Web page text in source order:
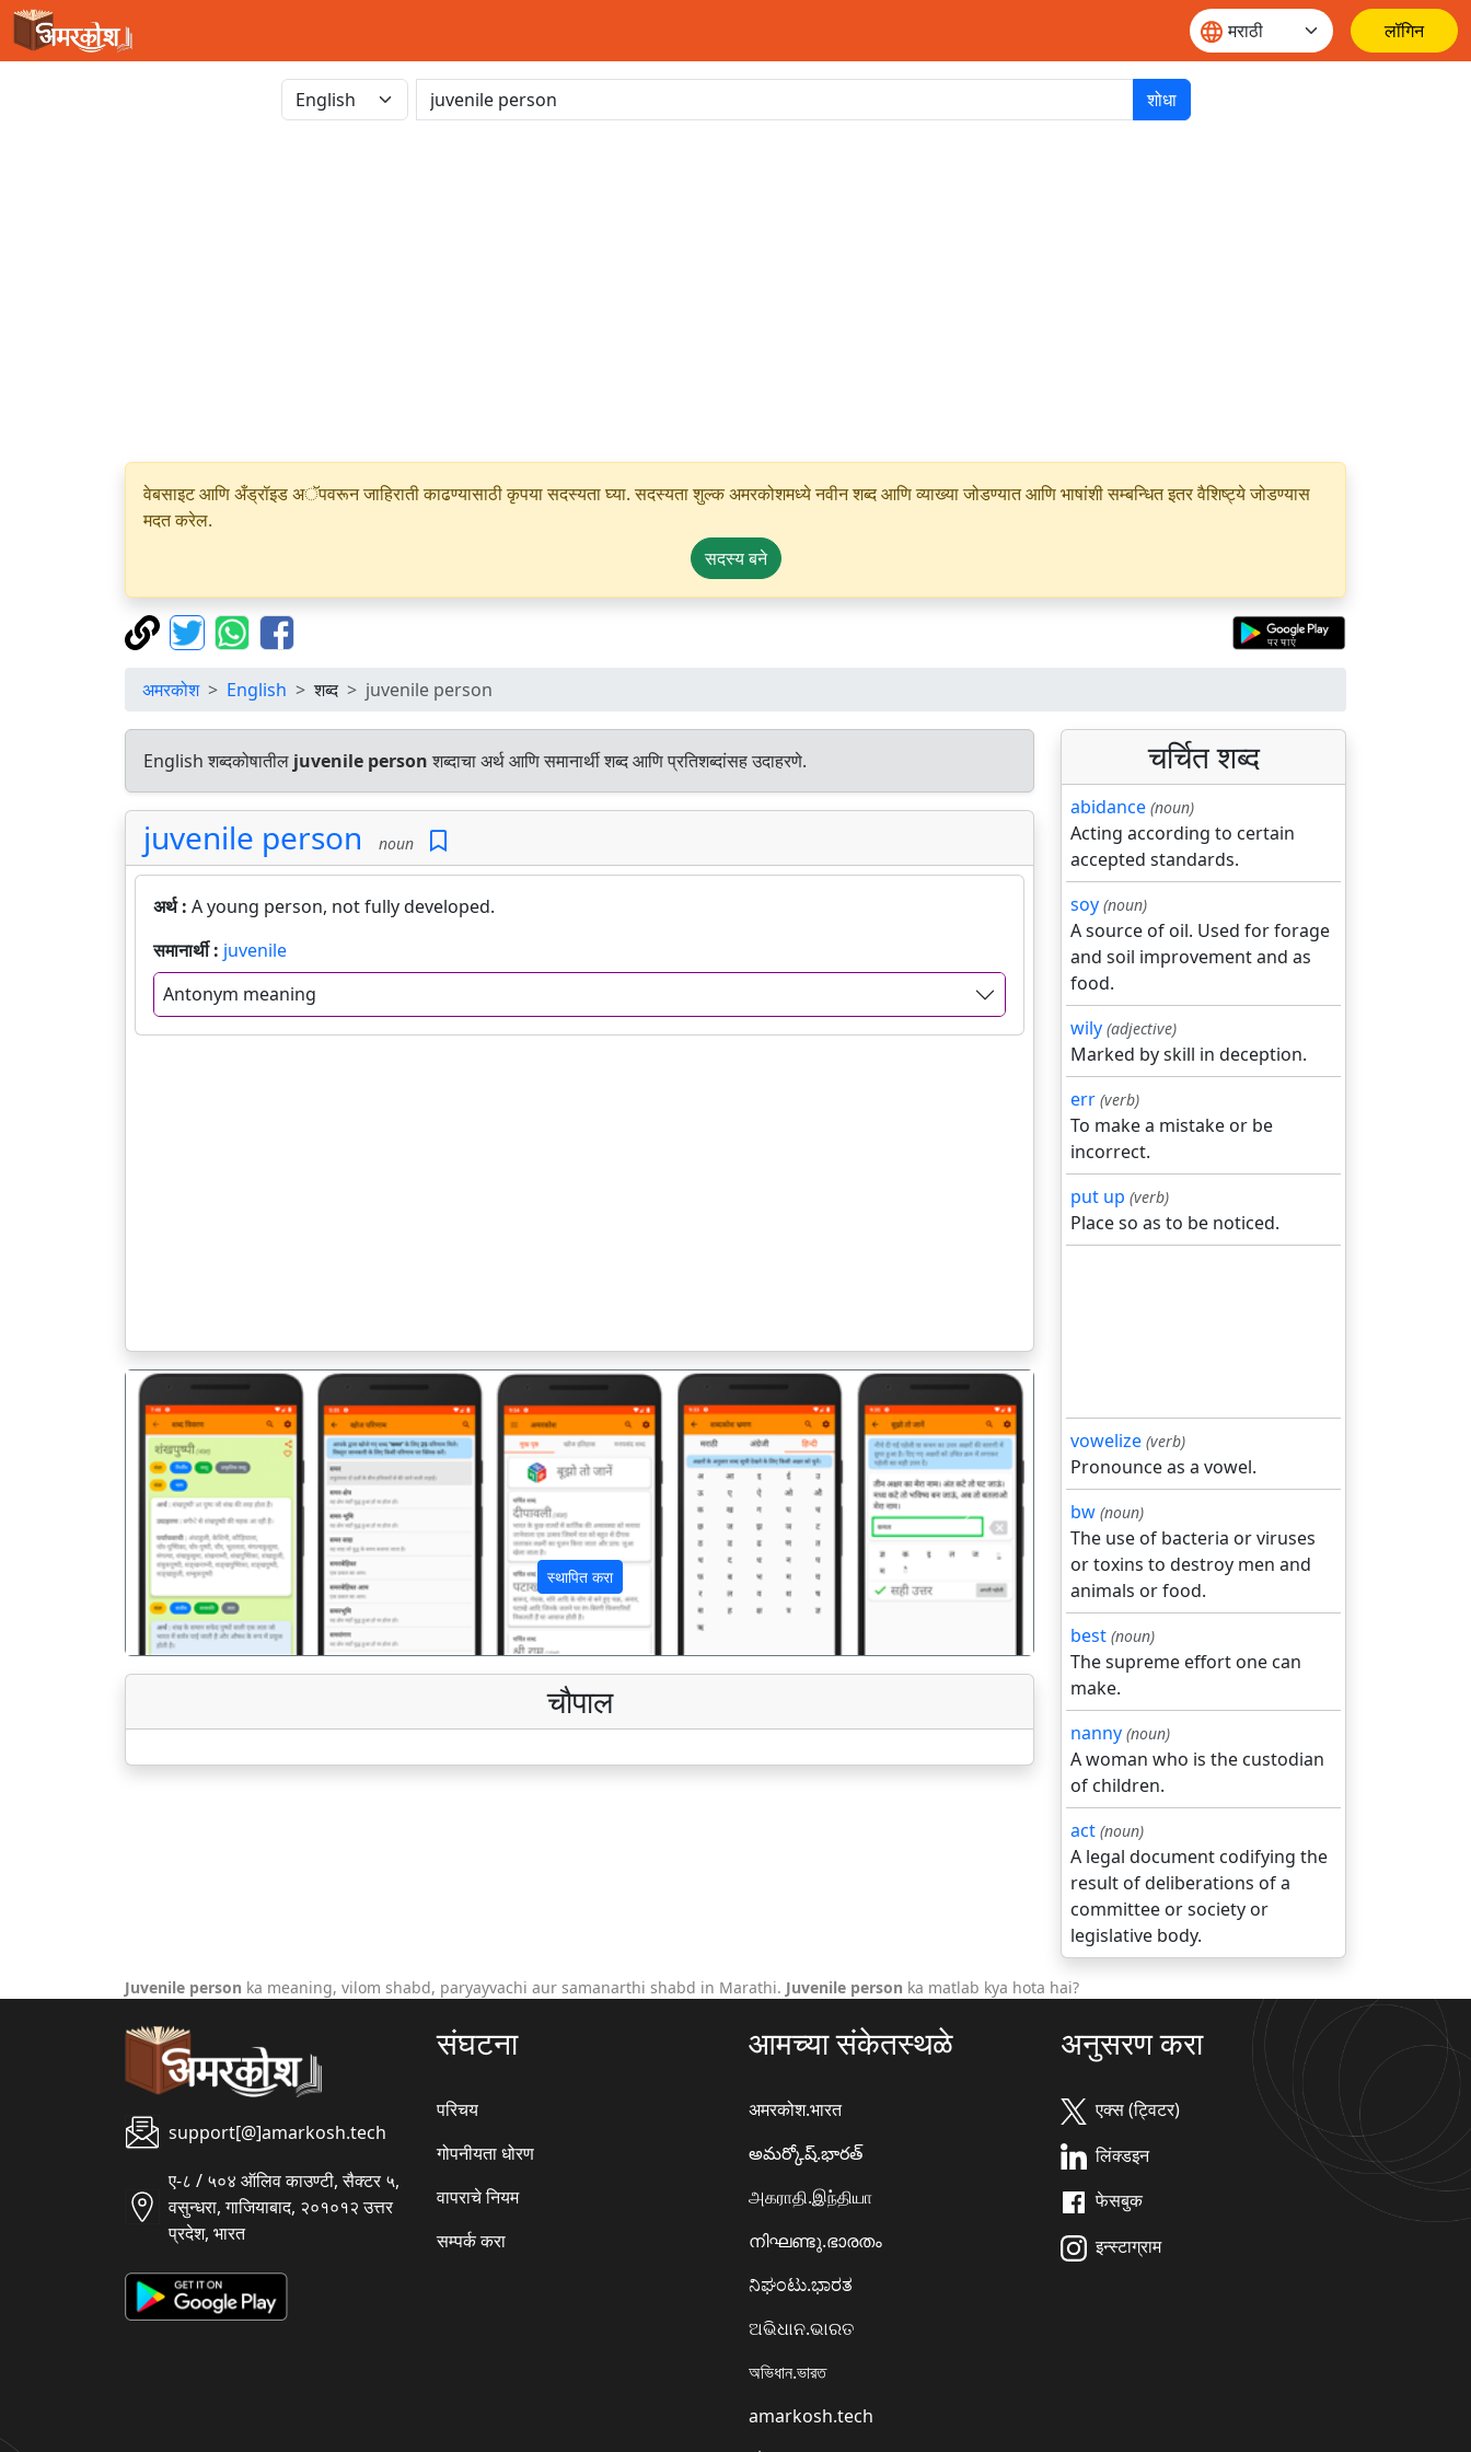
लॉगिन
शोधा
वेबसाइट आणि अँड्रॉइड अॅपवरून जाहिराती काढण्यासाठी कृपया सदस्यता घ्या. सदस्यता शुल्क अमरकोशमध्ये नवीन शब्द आणि व्याख्या जोडण्यात आणि भाषांशी सम्बन्धित इतर वैशिष्ट्ये जोडण्यास
मदत करेल.
सदस्य बने
अमरकोश English शब्द juvenile person
English शब्दकोषातील juvenile personशब्दाचा अर्थ आणि समानार्थी शब्द आणि प्रतिशब्दांसह उदाहरणे.
juvenile person noun
अर्थ : A young person, not fully developed.
समानार्थी : juvenile
Antonym meaning
स्थापित करा
पिछला अगला
चौपाल
चर्चित शब्द
abidance (noun)
Acting according to certain
accepted standards.
soy (noun)
A source of oil. Used for forage
and soil improvement and as
food.
wily (adjective)
Marked by skill in deception.
err (verb)
To make a mistake or be
incorrect.
put up (verb)
Place so as to be noticed.
vowelize (verb)
Pronounce as a vowel.
bw (noun)
The use of bacteria or viruses
or toxins to destroy men and
animals or food.
best (noun)
The supreme effort one can
make.
nanny (noun)
A woman who is the custodian
of children.
act (noun)
A legal document codifying the
result of deliberations of a
committee or society or
legislative body.
Juvenile person ka meaning, vilom shabd, paryayvachi aur samanarthi shabd in Marathi. Juvenile person ka matlab kya hota hai?
support[@]amarkosh.tech
ए-८ / ५०४ ऑलिव काउण्टी, सैक्टर ५,
वसुन्धरा, गाजियाबाद, २०१०१२ उत्तर
प्रदेश, भारत
संघटना
परिचय
गोपनीयता धोरण
वापराचे नियम
सम्पर्क करा
आमच्या संकेतस्थळे
अमरकोश.भारत
అమర్కోష్.భారత్
அகராதி.இந்தியா
നിഘണ്ടു.ഭാരതം
ನಿಘಂಟು.ಭಾರತ
ଅଭିଧାନ.ଭାରତ
অভিধান.ভারত
amarkosh.tech
अनुसरण करा
एक्स (ट्विटर)
लिंक्डइन
फेसबुक
इन्स्टाग्राम